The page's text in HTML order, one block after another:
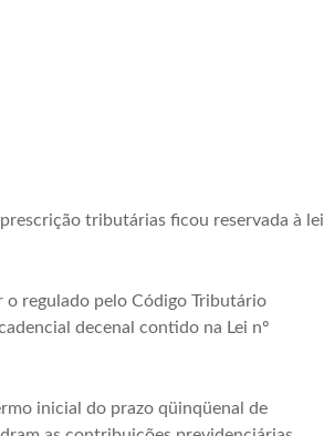
tributárias ficou reservada à lei
o regulado pelo Código Tributário
decenal contido na Lei nº
inicial do prazo qüinqüenal de